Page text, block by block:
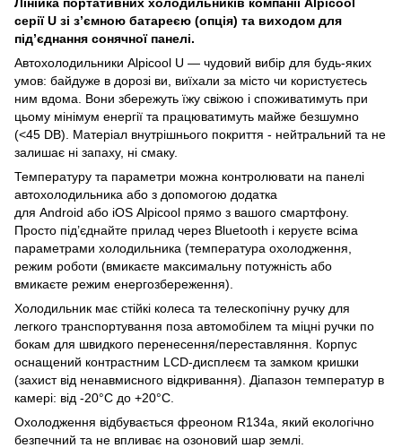
серії U зі з’ємною батареєю (опція) та виходом для
під’єднання сонячної панелі.
Автохолодильники Alpicool U — чудовий вибір для будь-яких
умов: байдуже в дорозі ви, виїхали за місто чи користуєтесь
ним вдома. Вони збережуть їжу свіжою і споживатимуть при
цьому мінімум енергії та працюватимуть майже безшумно
(<45 DB). Матеріал внутрішнього покриття - нейтральний та не
залишає ні запаху, ні смаку.
Температуру та параметри можна контролювати на панелі
автохолодильника або з допомогою додатка
для Android або iOS Alpicool прямо з вашого смартфону.
Просто під’єднайте прилад через Bluetooth і керуєте всіма
параметрами холодильника (температура охолодження,
режим роботи (вмикаєте максимальну потужність або
вмикаєте режим енергозбереження).
Холодильник має стійкі колеса та телескопічну ручку для
легкого транспортування поза автомобілем та міцні ручки по
бокам для швидкого перенесення/переставляння. Корпус
оснащений контрастним LCD-дисплеєм та замком кришки
(захист від ненавмисного відкривання). Діапазон температур в
камері: від -20°C до +20°C.
Охолодження відбувається фреоном R134a, який екологічно
безпечний та не впливає на озоновий шар землі.